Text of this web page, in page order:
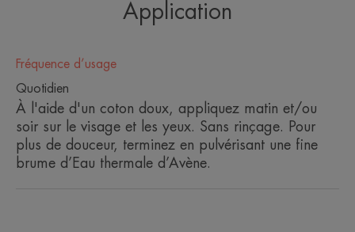
indispensable contre les
Il est donc primordial de nettoyer
votre peau tout en la respectant,
sans la dessécher ni l'agresser.
Application
Fréquence d’usage
Quotidien
À l'aide d'un coton doux, appliquez matin et/ou
soir sur le visage et les yeux. Sans rinçage. Pour
plus de douceur, terminez en pulvérisant une fine
brume d’Eau thermale d’Avène.